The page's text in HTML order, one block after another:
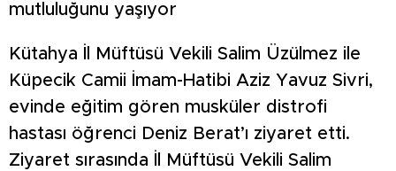
mutluluğunu yaşıyor
Kütahya İl Müftüsü Vekili Salim Üzülmez ile
Küpecik Camii İmam-Hatibi Aziz Yavuz Sivri,
evinde eğitim gören musküler distrofi
hastası öğrenci Deniz Berat’ı ziyaret etti.
Ziyaret sırasında İl Müftüsü Vekili Salim